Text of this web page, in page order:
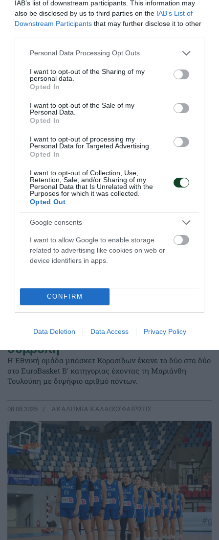
IAB’s list of downstream participants. This information may
also be disclosed by us to third parties on the IAB’s List of
Downstream Participants that may further disclose it to other
Please note that this website/app uses one or more Google
not limited to your visit or usage behaviour. You may click to
grant or deny consent to Google and its third-party tags to
use your data for below specified purposes in below Google
consent section.
Personal Data Processing Opt Outs
I want to opt-out of the Sharing of my
personal data.
Opted In
I want to opt-out of the Sale of my
Personal Data.
Opted In
I want to opt-out of processing my
Personal Data for Targeted Advertising.
Opted In
I want to opt-out of Collection, Use,
Retention, Sale, and/or Sharing of my
Personal Data that Is Unrelated with the
Purposes for which it was collected.
Opted Out
Google consents
I want to allow Google to enable storage
related to advertising like cookies on web or
device identifiers in apps.
CONFIRM
Data Deletion Data Access Privacy Policy
Καρπενήσι – Παναθηναϊκός 4-2
Ο Παναθηναϊκός γνώρισε την εκτός έδρας ήττα στην
παράταση με 4-2 (1-1 κ.δ.) από το Καρπενήσι στον δεύτερο
ημιτελικό του πρωταθλήματος futsal γυναικών.
02.05.2026 FUTSAL ΓΥΝΑΙΚΩΝ
ΤΕΛΕΥΤΑΙΑ ΝΕΑ
Δύο στα δύο με «πράσινη»
σύμβολη
Η Εθνική ομάδα μπάσκετ Κορασίδων έκανε το δύο στα δύο
στο EuroBasket Β' κατηγορίας έχοντας τη Μαριάνθη
Τουλούπη με διψήφιο αριθμό πόντων.
08.08.2026 ΑΚΑΔΗΜΙΑ ΚΑΛΑΘΟΣΦΑΙΡΙΣΗΣ